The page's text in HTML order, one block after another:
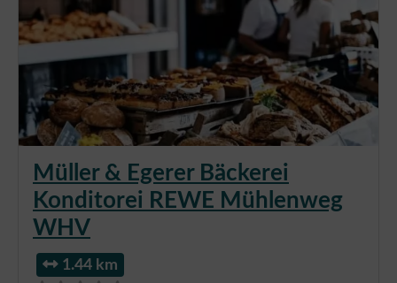
Müller & Egerer Bäckerei
Konditorei REWE Mühlenweg
WHV
1.44 km